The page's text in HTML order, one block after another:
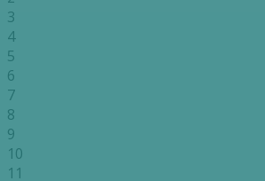
3
4
5
6
7
8
9
10
11